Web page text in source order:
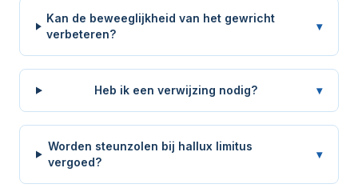
Kan de beweeglijkheid van het gewricht
verbeteren?
▾
Heb ik een verwijzing nodig? ▾
Worden steunzolen bij hallux limitus
vergoed?
▾